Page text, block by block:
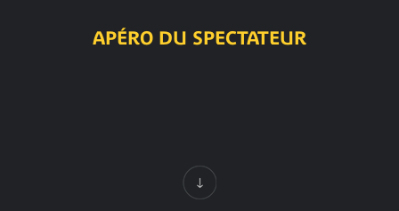
APÉRO DU SPECTATEUR